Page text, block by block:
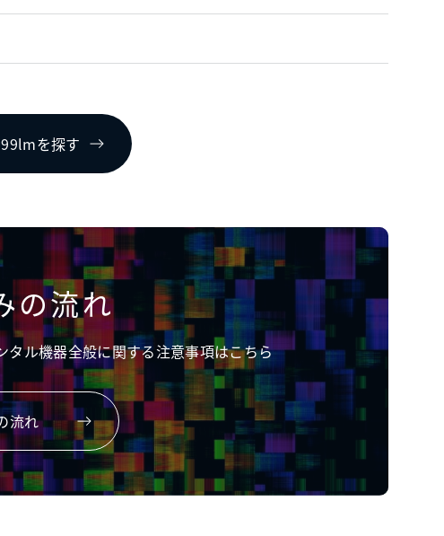
を探す
の流れ
ル機器全般に関する注意事項はこちら
流れ